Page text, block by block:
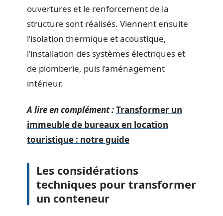
ouvertures et le renforcement de la
structure sont réalisés. Viennent ensuite
l’isolation thermique et acoustique,
l’installation des systèmes électriques et
de plomberie, puis l’aménagement
intérieur.
A lire en complément :Transformer un
immeuble de bureaux en location
touristique : notre guide
Les considérations
techniques pour transformer
un conteneur